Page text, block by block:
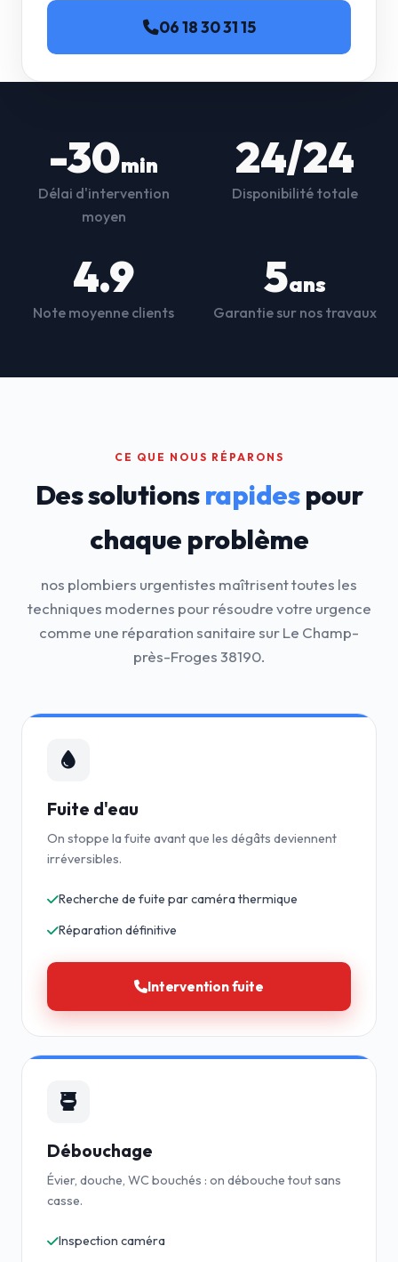
06 18 30 31 15
-30min
Délai d'intervention
moyen
24/24
Disponibilité totale
4.9
Note moyenne clients
5ans
Garantie sur nos travaux
CE QUE NOUS RÉPARONS
Des solutionsrapidespour
chaque problème
nos plombiers urgentistes maîtrisent toutes les
techniques modernes pour résoudre votre urgence
comme une réparation sanitaire sur Le Champ-
près-Froges 38190.
Fuite d'eau
On stoppe la fuite avant que les dégâts deviennent
irréversibles.
Recherche de fuite par caméra thermique
Réparation définitive
Intervention fuite
Débouchage
Évier, douche, WC bouchés : on débouche tout sans
casse.
Inspection caméra